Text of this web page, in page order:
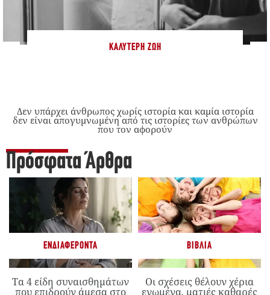
ΚΑΛΎΤΕΡΗ ΖΩΉ
Δεν υπάρχει άνθρωπος χωρίς ιστορία και καμία ιστορία
δεν είναι απογυμνωμένη από τις ιστορίες των ανθρώπων
που τον αφορούν
Πρόσφατα Άρθρα
ΕΝΔΙΑΦΈΡΟΝΤΑ
Τα 4 είδη συναισθημάτων
που επιδρούν άμεσα στο
ΒΙΒΛΊΑ
Οι σχέσεις θέλουν χέρια
ενωμένα, ματιές καθαρές